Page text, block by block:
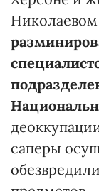
саперы